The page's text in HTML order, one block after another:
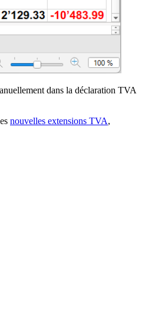
dans la déclaration TVA
nouvelles extensions TVA,